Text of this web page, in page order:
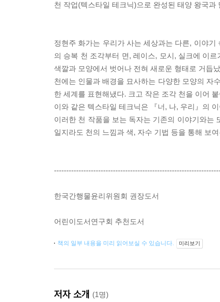
천 작업(텍스타일 테크닉)으로 완성된 태양 왕국
정현주 화가는 우리가 사는 세상과는 다른, 이야
의 승복 천 조각부터 면, 레이스, 모시, 실크에 이
색깔과 모양에서 벗어나 전혀 새로운 형태로 거듭
천에는 인물과 배경을 묘사하는 다양한 모양의 자
한 세계를 표현해냈다. 크고 작은 조각 천을 이어
이와 같은 텍스타일 테크닉은 『너, 나, 우리』의
이러한 천 작품을 보는 독자는 기존의 이야기와는
일지라도 천의 느낌과 색, 자수 기법 등을 통해 보
한국간행물윤리위원회 권장도서
어린이도서연구회 추천도서
책의 일부 내용을 미리 읽어보실 수 있습니다. 미리보기
저자 소개 (1명)